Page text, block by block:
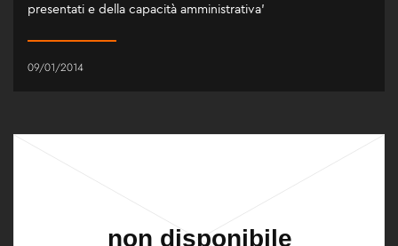
presentati e della capacità amministrativa'
09/01/2014